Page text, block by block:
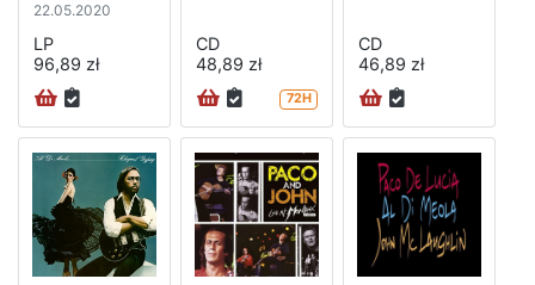
22.05.2020
LP
96,89 zł
CD
48,89 zł
72H
CD
46,89 zł